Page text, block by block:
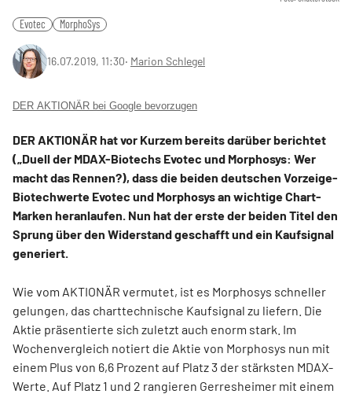
Evotec MorphoSys
16.07.2019, 11:30‧ Marion Schlegel
DER AKTIONÄR bei Google bevorzugen
DER AKTIONÄR hat vor Kurzem bereits darüber berichtet
(„Duell der MDAX-Biotechs Evotec und Morphosys: Wer
macht das Rennen?), dass die beiden deutschen Vorzeige-
Biotechwerte Evotec und Morphosys an wichtige Chart-
Marken heranlaufen. Nun hat der erste der beiden Titel den
Sprung über den Widerstand geschafft und ein Kaufsignal
generiert.
Wie vom AKTIONÄR vermutet, ist es Morphosys schneller
gelungen, das charttechnische Kaufsignal zu liefern. Die
Aktie präsentierte sich zuletzt auch enorm stark. Im
Wochenvergleich notiert die Aktie von Morphosys nun mit
einem Plus von 6,6 Prozent auf Platz 3 der stärksten MDAX-
Werte. Auf Platz 1 und 2 rangieren Gerresheimer mit einem